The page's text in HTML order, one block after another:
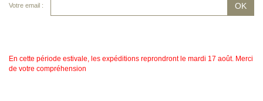
Votre email :
En cette période estivale, les expéditions reprondront le mardi 17 août. Merci
de votre compréhension